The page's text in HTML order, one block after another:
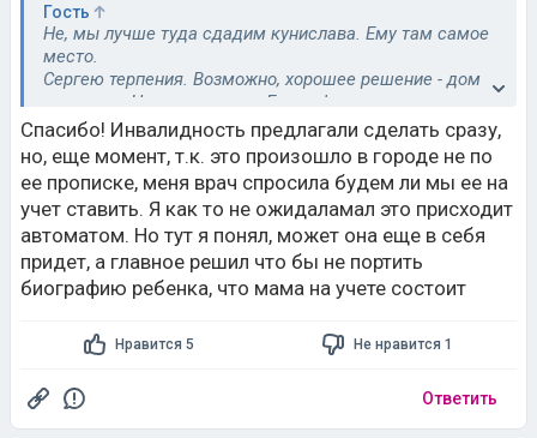
Гость
Не, мы лучше туда сдадим кунислава. Ему там самое
место.
Сергею терпения. Возможно, хорошее решение - дом
по уходу... Но оно дорогое. Если оформят пенсию -
нужно будет только доплачивать, уже легче.
Спасибо! Инвалидность предлагали сделать сразу,
но, еще момент, т.к. это произошло в городе не по
ее прописке, меня врач спросила будем ли мы ее на
учет ставить. Я как то не ожидаламал это присходит
автоматом. Но тут я понял, может она еще в себя
придет, а главное решил что бы не портить
биографию ребенка, что мама на учете состоит
Нравится 5 Не нравится 1
Ответить